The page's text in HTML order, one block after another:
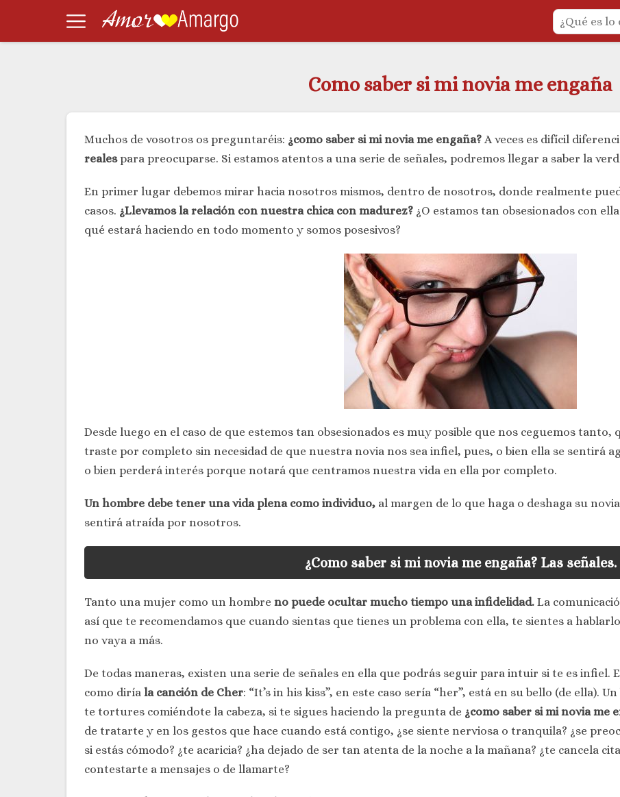
Como saber si mi novia me engaña
Muchos de vosotros os preguntaréis: ¿como saber si mi novia me engaña?A veces es difícil
realespara preocuparse. Si estamos atentos a una serie de señales, podremos llegar a saber la
En primer lugar debemos mirar hacia nosotros mismos, dentro de nosotros, donde realmente
casos. ¿Llevamos la relación con nuestra chica con madurez? ¿O estamos tan obsesionados con
qué estará haciendo en todo momento y somos posesivos?
Desde luego en el caso de que estemos tan obsesionados es muy posible que nos ceguemos tanto,
traste por completo sin necesidad de que nuestra novia nos sea infiel, pues, o bien ella se sentirá
o bien perderá interés porque notará que centramos nuestra vida en ella por completo.
Un hombre debe tener una vida plena como individuo,al margen de lo que haga o deshaga su
sentirá atraída por nosotros.
¿Como saber si mi novia me engaña? Las señales.
Tanto una mujer como un hombre no puede ocultar mucho tiempo una infidelidad.La
así que te recomendamos que cuando sientas que tienes un problema con ella, te sientes a
no vaya a más.
De todas maneras, existen una serie de señales en ella que podrás seguir para intuir si te es infiel.
como diría la canción de Cher: “It’s in his kiss”, en este caso sería “her”, está en su bello (de ella).
te tortures comiéndote la cabeza, si te sigues haciendo la pregunta de ¿como saber si mi novia me
de tratarte y en los gestos que hace cuando está contigo, ¿se siente nerviosa o tranquila? ¿se
si estás cómodo? ¿te acaricia? ¿ha dejado de ser tan atenta de la noche a la mañana? ¿te cancela
contestarte a mensajes o de llamarte?